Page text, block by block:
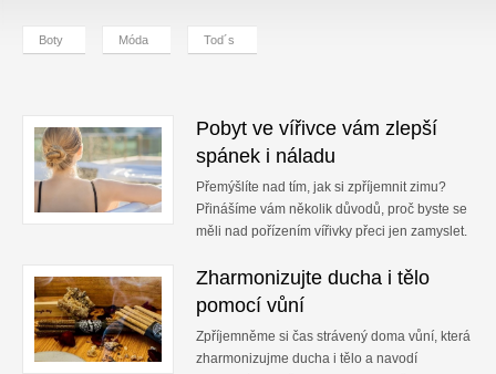
Boty Móda Tod´s
Pobyt ve vířivce vám zlepší
spánek i náladu
Přemýšlíte nad tím, jak si zpříjemnit zimu?
Přinášíme vám několik důvodů, proč byste se
měli nad pořízením vířivky přeci jen zamyslet.
Zharmonizujte ducha i tělo
pomocí vůní
Zpříjemněme si čas strávený doma vůní, která
zharmonizujme ducha i tělo a navodí